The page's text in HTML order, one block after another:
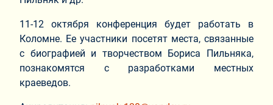
11-12 октября конференция будет работать в
Коломне. Ее участники посетят места, связанные
с биографией и творчеством Бориса Пильняка,
познакомятся с разработками местных
краеведов.